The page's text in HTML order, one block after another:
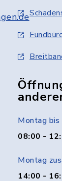
Montag bis
08:00 -
Montag
14:00 -